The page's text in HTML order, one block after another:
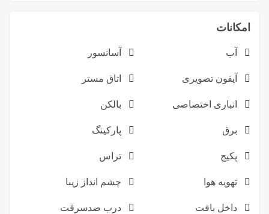
امکانات
آب آسانسور
آیفون تصویری اتاق مستر
انباری اختصاصی بالکن
برق پارکینگ
پکیج تراس
تهویه هوا چشم انداز زیبا
داخل بافت درب ضدسرقت